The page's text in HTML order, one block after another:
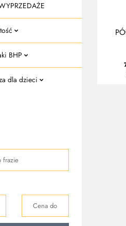
BHP
dla dzieci